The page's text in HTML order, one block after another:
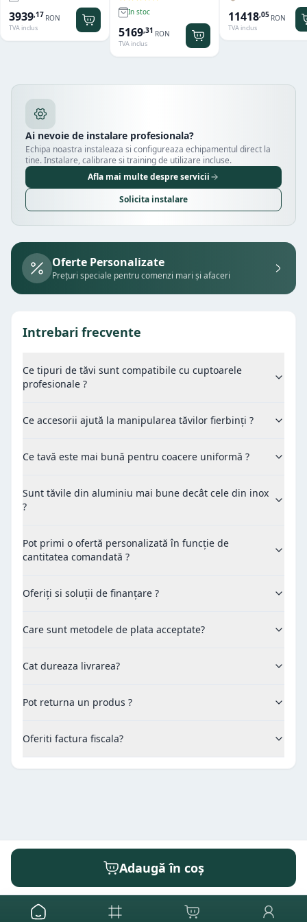
Titan
3939,17 RON
TVA inclus
In stoc
5169,31 RON
TVA inclus
11418,05 RON
TVA inclus
Ai nevoie de instalare profesionala?
Echipa noastra instaleaza si configureaza echipamentul direct la
tine. Instalare, calibrare si training de utilizare incluse.
Afla mai multe despre servicii
Solicita instalare
Oferte Personalizate
Prețuri speciale pentru comenzi mari și afaceri
Intrebari frecvente
Ce tipuri de tăvi sunt compatibile cu cuptoarele
profesionale ?
Ce accesorii ajută la manipularea tăvilor fierbinți ?
Ce tavă este mai bună pentru coacere uniformă ?
Sunt tăvile din aluminiu mai bune decât cele din inox
?
Pot primi o ofertă personalizată în funcție de
cantitatea comandată ?
Oferiți si soluții de finanțare ?
Care sunt metodele de plata acceptate?
Cat dureaza livrarea?
Pot returna un produs ?
Oferiti factura fiscala?
Adaugă în coș